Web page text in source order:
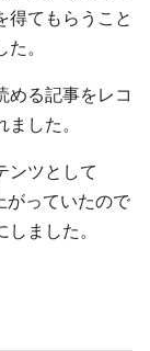
得てもらうこと
。
める記事をレコ
した。
ンツとして
がっていたので
ました。